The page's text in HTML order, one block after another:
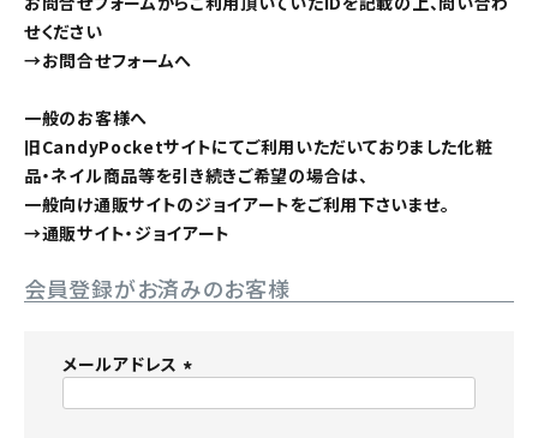
Instagram
ACCOUNT MENU
ようこそ ゲスト 様
meeting_room ログイン
せください
→お問合せフォームへ
一般のお客様へ
旧CandyPocketサイトにてご利用いただいておりました化粧
品・ネイル商品等を引き続きご希望の場合は、
一般向け通販サイトのジョイアートをご利用下さいませ。
→通販サイト・ジョイアート
会員登録がお済みのお客様
メールアドレス